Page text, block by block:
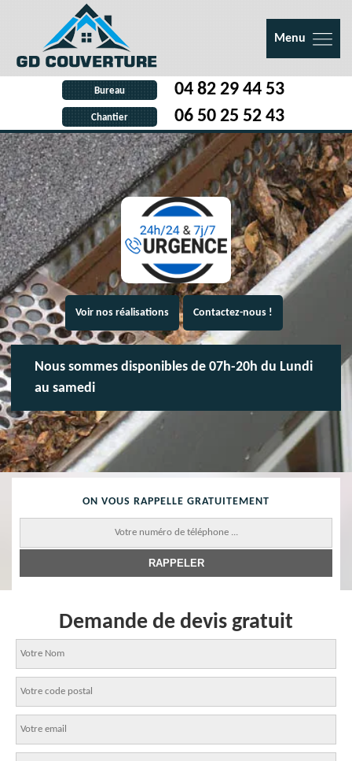
Menu
Bureau 04 82 29 44 53
Chantier 06 50 25 52 43
Voir nos réalisations Contactez-nous !
Nous sommes disponibles de 07h-20h du Lundi
au samedi
ON VOUS RAPPELLE GRATUITEMENT
Demande de devis gratuit